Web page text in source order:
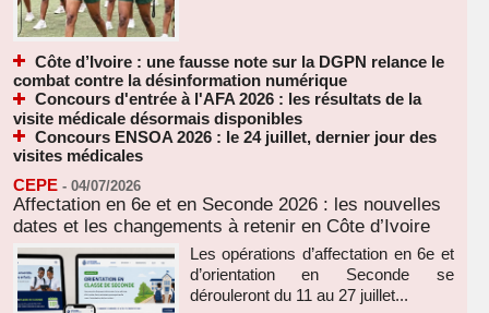
Côte d’Ivoire : une fausse note sur la DGPN relance le
combat contre la désinformation numérique
Concours d'entrée à l'AFA 2026 : les résultats de la
visite médicale désormais disponibles
Concours ENSOA 2026 : le 24 juillet, dernier jour des
visites médicales
CEPE - 04/07/2026
Affectation en 6e et en Seconde 2026 : les nouvelles
dates et les changements à retenir en Côte d’Ivoire
Les opérations d’affectation en 6e et
d’orientation en Seconde se
dérouleront du 11 au 27 juillet...